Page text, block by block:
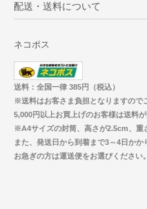
配送・送料について
ネコポス
送料：全国一律 385円（税込）
※送料はお客さま負担となりますので
5,000円以上お買上げのお客様は送料が
※A4サイズの封筒、高さが2.5cm、重
また、発送日から到着まで3～4日かか
お急ぎの方は運送便をお選びください。